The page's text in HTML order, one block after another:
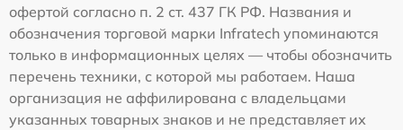
офертой согласно п. 2 ст. 437 ГК РФ. Названия и
обозначения торговой марки Infratech упоминаются
только в информационных целях — чтобы обозначить
перечень техники, с которой мы работаем. Наша
организация не аффилирована с владельцами
указанных товарных знаков и не представляет их